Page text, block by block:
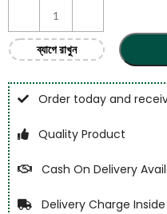
ব্যাগে রাখুন
Order today and
Quality Product
Cash On Delivery
Delivery Charge